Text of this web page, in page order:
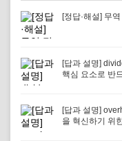
[정답·해설] 무
[답과 설명]
핵심 요소로 반
[답과 설명]
을 혁신하기 위